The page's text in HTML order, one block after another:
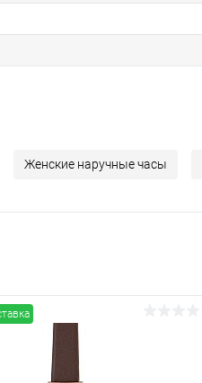
Женские наручные часы